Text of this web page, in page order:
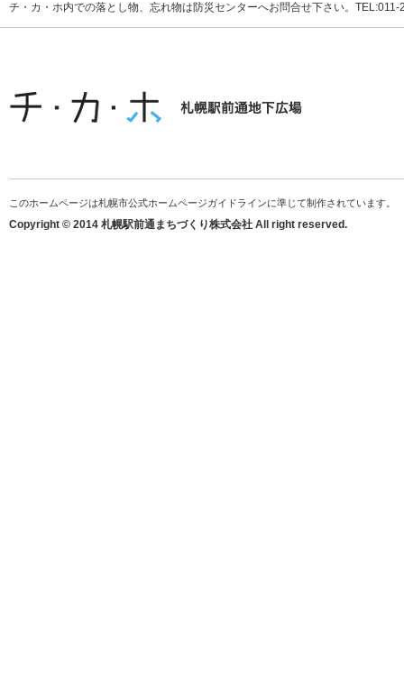
チ・カ・ホ内での落とし物、忘れ物は防災センターへお問合せ下さい。
このホームページは札幌市公式ホームページガイドラインに準じて制作されています。
Copyright © 2014 札幌駅前通まちづくり株式会社 All right reserved.